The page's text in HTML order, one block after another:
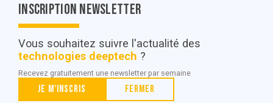
© POC Media 2026
Tous droits réservés.
Qui sommes nous ?
Inscription Newsletter
Vous souhaitez suivre l'actualité des
technologies deeptech ?
Recevez gratuitement une newsletter par semaine
Je m'inscris Fermer